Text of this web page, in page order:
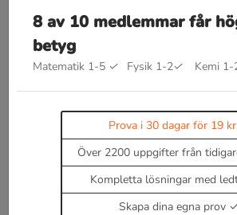
Formeln a ≤ b uttrycker med hjälp
(utsägs "mindre än eller lika med")
mellan talen a och b är någon av
=.
uttrycka en icke-strikt olikhet.
Läs teori om olikheter
Enbart medlemmar kan
dagar för 19 kr.
Bli medlem nu
8 av 10 medlemmar får
betyg
Matematik 1-5 ✓ Fysik 1-2✓ Kemi 1-
Prova i 30 dagar för 19 kr
Över 2200 uppgifter från
Kompletta lösningar med
Skapa dina egna prov